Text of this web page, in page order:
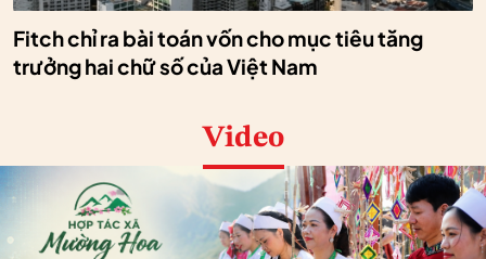
Fitch chỉ ra bài toán vốn cho mục tiêu tăng
trưởng hai chữ số của Việt Nam
Video